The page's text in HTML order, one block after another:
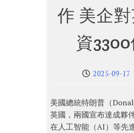
作 美企
資
2025-09-17
美國總統特朗普（
英國，兩國宣布達成夥
在人工智能（AI）等先